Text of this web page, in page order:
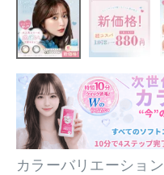
カラーバリエーション